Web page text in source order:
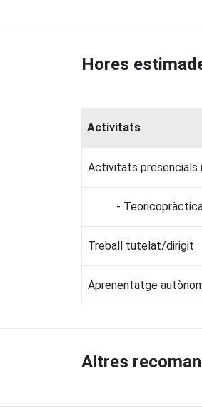
Hores
Activitats
Activitats presencials
-
Treball tutelat/dirigit
Aprenentatge
Altres